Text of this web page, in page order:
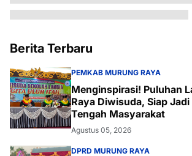
Berita Terbaru
PEMKAB MURUNG RAYA
Menginspirasi! Puluhan
Raya Diwisuda, Siap
Tengah Masyarakat
Agustus 05, 2026
DPRD MURUNG RAYA